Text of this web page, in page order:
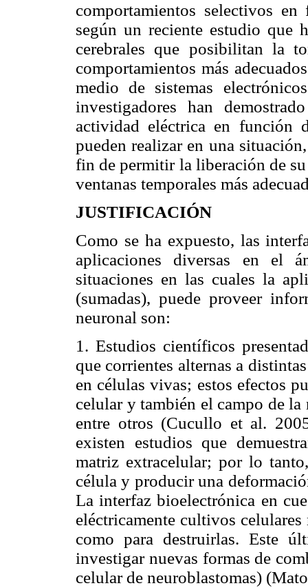
comportamientos selectivos
según un reciente estudio que
cerebrales que posibilitan la
comportamientos más
medio de sistemas
investigadores han
actividad eléctrica en función
pueden realizar en una
fin de permitir la liberación de
ventanas temporales más
JUSTIFICACIÓN
Como se ha expuesto, las
aplicaciones diversas en el
situaciones en las cuales la
(sumadas), puede proveer
neuronal son:
1. Estudios científicos
que corrientes alternas a
en células vivas; estos efectos
celular y también el campo de
entre otros (Cucullo et al.
existen estudios que
matriz extracelular; por lo
célula y producir una
La interfaz bioelectrónica en
eléctricamente cultivos
como para destruirlas. Este
investigar nuevas formas de
celular de neuroblastomas)